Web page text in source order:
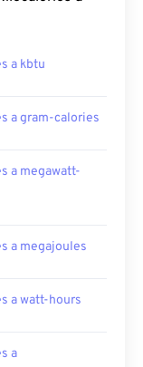
a kbtu
a gram-calories
a megawatt-
a megajoules
a watt-hours
a